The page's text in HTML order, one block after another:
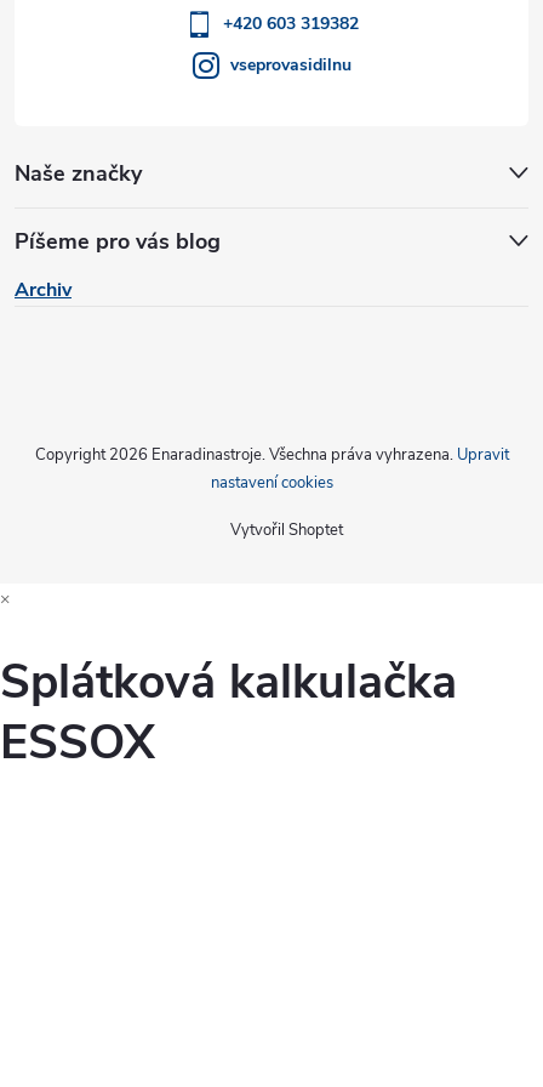
Naše značky
Píšeme pro vás blog
Archiv
+420 603 319382
vseprovasidilnu
Vytvořil Shoptet
Copyright 2026 Enaradinastroje. Všechna práva vyhrazena. Upravit
nastavení cookies
×
Splátková kalkulačka
ESSOX